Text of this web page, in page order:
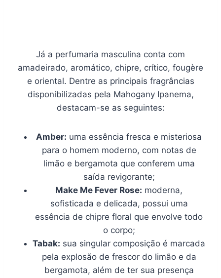
Já a perfumaria masculina conta com
amadeirado, aromático, chipre, crítico, fougère
e oriental. Dentre as principais fragrâncias
disponibilizadas pela Mahogany Ipanema,
destacam-se as seguintes:
Amber: uma essência fresca e misteriosa
para o homem moderno, com notas de
limão e bergamota que conferem uma
saída revigorante;
Make Me Fever Rose: moderna,
sofisticada e delicada, possui uma
essência de chipre floral que envolve todo
o corpo;
Tabak: sua singular composição é marcada
pela explosão de frescor do limão e da
bergamota, além de ter sua presença